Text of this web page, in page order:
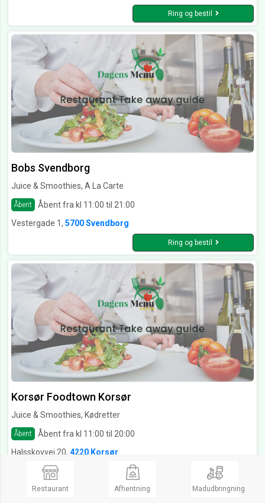
Ring og bestil
Bobs Svendborg
Juice & Smoothies, A La Carte
Åbent
Åbent fra kl 11:00 til 21:00
Vestergade 1, 5700 Svendborg
Ring og bestil
Korsør Foodtown Korsør
Juice & Smoothies, Kødretter
Åbent
Åbent fra kl 11:00 til 20:00
Halsskovvej 20, 4220 Korsør
Ring og bestil
Restaurant Afhentning Madudbringning